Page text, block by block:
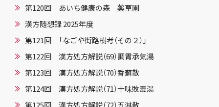
第120回 あいち健康の森 薬草園
漢方随想録 2025年度
第121回 「なごや街路樹考（その２）」
第122回 漢方処方解説（69）調胃承気湯
第123回 漢方処方解説（70）香蘇散
第124回 漢方処方解説（71）十味敗毒湯